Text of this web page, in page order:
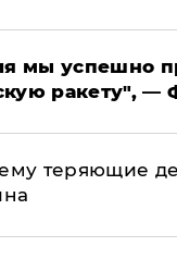
мы успешно
ракету", —
теряющие